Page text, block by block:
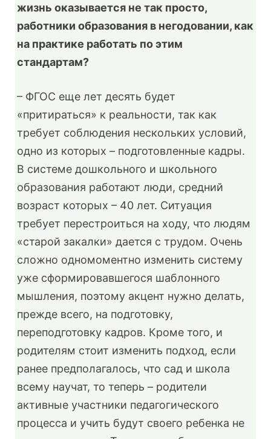
жизнь оказывается не так просто,
работники образования в негодовании, как
на практике работать по этим
стандартам?
– ФГОС еще лет десять будет
«притираться» к реальности, так как
требует соблюдения нескольких условий,
одно из которых – подготовленные кадры.
В системе дошкольного и школьного
образования работают люди, средний
возраст которых – 40 лет. Ситуация
требует перестроиться на ходу, что людям
«старой закалки» дается с трудом. Очень
сложно одномоментно изменить систему
уже сформировавшегося шаблонного
мышления, поэтому акцент нужно делать,
прежде всего, на подготовку,
переподготовку кадров. Кроме того, и
родителям стоит изменить подход, если
ранее предполагалось, что сад и школа
всему научат, то теперь – родители
активные участники педагогического
процесса и учить будут своего ребенка не